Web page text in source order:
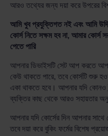
আরও তথ্যের জন্য দয়া করে উপরের
আমি খুব প্রযুক্তিগত নই এবং আমি
কোর্স নিতে সক্ষম হব না, আমার কোর্স
পেতে পারি
আপনার ডিভাইসটি সেট আপ করতে
কেউ থাকতে পারে, তবে কোর্সটি শুরু
একা থাকতে হবে। আপনার যদি কোনও
ব্যক্তির কাছ থেকে আরও সহায়তার
আপনার যদি কোর্সের দিন আপনার
তবে দয়া করে বুকিং ফর্মের বিশেষ